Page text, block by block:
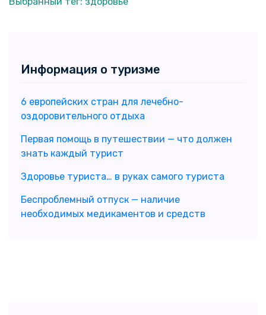
Информация о туризме
6 европейских стран для лечебно-
оздоровительного отдыха
Первая помощь в путешествии — что должен
знать каждый турист
Здоровье туриста… в руках самого туриста
Беспроблемный отпуск — наличие
необходимых медикаментов и средств